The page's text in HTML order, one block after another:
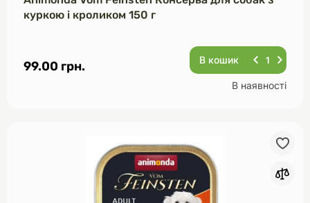
куркою і кроликом 150 г
99.00 грн. В кошик
В наявності